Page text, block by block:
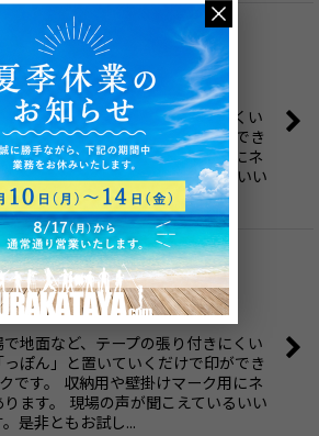
ーカー[オレンジ
(税別)
円)
地面など、テープの張り付きにくい
ぽん」と置いていくだけで印ができ
です。 収納用や壁掛けマーク用にネ
ます。 現場の声が聞こえているいい
是非ともお試し…
ーカー[緑]
(税別)
円 )
地面など、テープの張り付きにくい
ぽん」と置いていくだけで印ができ
です。 収納用や壁掛けマーク用にネ
ます。 現場の声が聞こえているいい
是非ともお試し…